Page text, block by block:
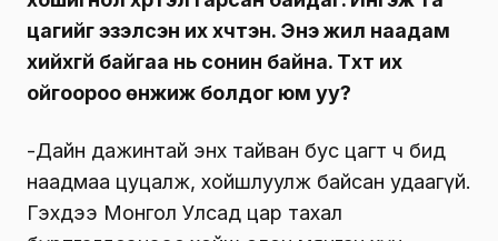
цагийг эзэлсэн их хүчтэн. Энэ жил наадам
хийхгүй байгаа нь сонин байна. Түүхт их
ойгоороо өнжиж болдог юм уу?
-Дайн дажинтай энх тайван бус цагт ч бид
наадмаа цуцалж, хойшлуулж байсан удаагүй.
Гэхдээ Монгол Улсад цар тахал